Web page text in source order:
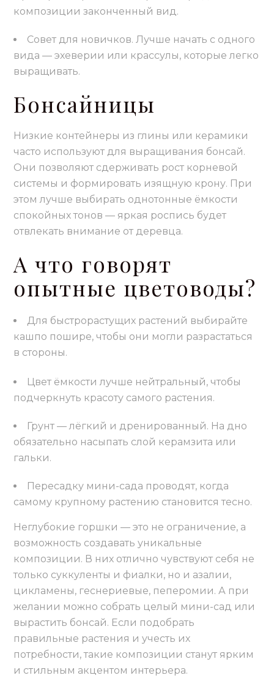
композиции законченный вид.
Совет для новичков. Лучше начать с одного
вида — эхеверии или крассулы, которые легко
выращивать.
Бонсайницы
Низкие контейнеры из глины или керамики
часто используют для выращивания бонсай.
Они позволяют сдерживать рост корневой
системы и формировать изящную крону. При
этом лучше выбирать однотонные ёмкости
спокойных тонов — яркая роспись будет
отвлекать внимание от деревца.
А что говорят
опытные цветоводы?
Для быстрорастущих растений выбирайте
кашпо пошире, чтобы они могли разрастаться
в стороны.
Цвет ёмкости лучше нейтральный, чтобы
подчеркнуть красоту самого растения.
Грунт — лёгкий и дренированный. На дно
обязательно насыпать слой керамзита или
гальки.
Пересадку мини-сада проводят, когда
самому крупному растению становится тесно.
Неглубокие горшки — это не ограничение, а
возможность создавать уникальные
композиции. В них отлично чувствуют себя не
только суккуленты и фиалки, но и азалии,
цикламены, геснериевые, пеперомии. А при
желании можно собрать целый мини-сад или
вырастить бонсай. Если подобрать
правильные растения и учесть их
потребности, такие композиции станут ярким
и стильным акцентом интерьера.